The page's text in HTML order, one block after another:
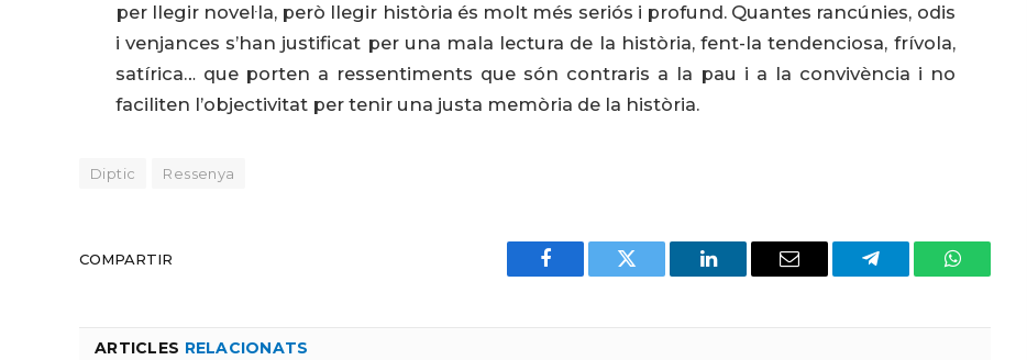
per llegir novel·la, però llegir història és molt més seriós i profund. Quantes rancúnies, odis
i venjances s’han justificat per una mala lectura de la història, fent-la tendenciosa, frívola,
satírica… que porten a ressentiments que són contraris a la pau i a la convivència i no
faciliten l’objectivitat per tenir una justa memòria de la història.
Diptic Ressenya
COMPARTIR
Facebook Twitter LinkedIn Email Telegram WhatsApp
ARTICLES RELACIONATS